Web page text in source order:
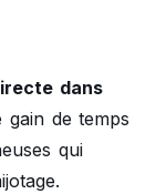
dans
gain de temps
qui